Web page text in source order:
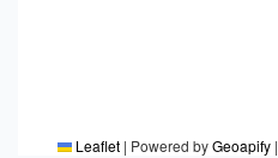
Leaflet | Powered byGeoapify |